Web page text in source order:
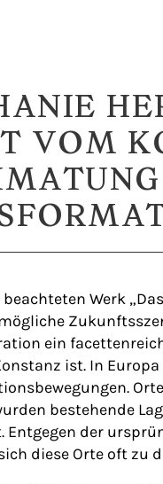
VOM
Werk
ein
ist. In
bestehende
Entgegen der
diese Orte oft zu